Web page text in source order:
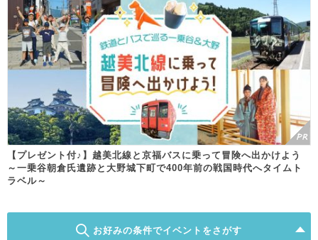
【プレゼント付♪】越美北線と京福バスに乗って冒険へ出かけよう
～一乗谷朝倉氏遺跡と大野城下町で400年前の戦国時代へタイムト
ラベル～
お好みの条件でイベントをさがす